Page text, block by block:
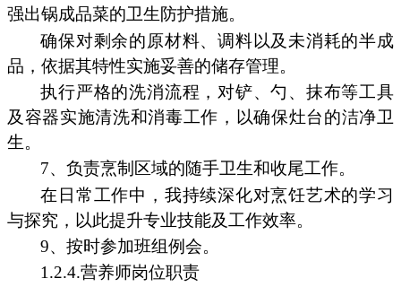
强出锅成品菜的卫生防护措施。
确保对剩余的原材料、调料以及未消耗的半成
品，依据其特性实施妥善的储存管理。
执行严格的洗消流程，对铲、勺、抹布等工具
及容器实施清洗和消毒工作，以确保灶台的洁净卫
生。
7、负责烹制区域的随手卫生和收尾工作。
在日常工作中，我持续深化对烹饪艺术的学习
与探究，以此提升专业技能及工作效率。
9、按时参加班组例会。
1.2.4.营养师岗位职责